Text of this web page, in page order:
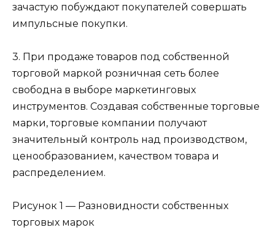
зачастую побуждают покупателей совершать
импульсные покупки.
3. При продаже товаров под собственной
торговой маркой розничная сеть более
свободна в выборе маркетинговых
инструментов. Создавая собственные торговые
марки, торговые компании получают
значительный контроль над производством,
ценообразованием, качеством товара и
распределением.
Рисунок 1 — Разновидности собственных
торговых марок